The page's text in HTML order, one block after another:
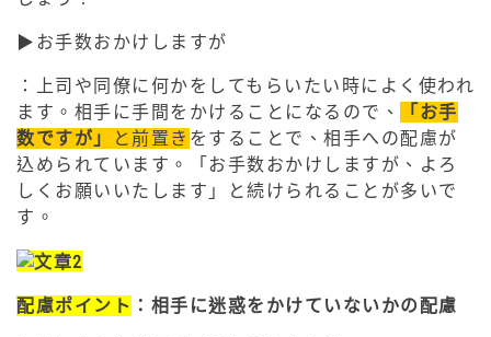
▶︎お手数おかけしますが
：上司や同僚に何かをしてもらいたい時によく使われ
ます。相手に手間をかけることになるので、
「お手
数ですが」
と前置き をすることで、相手への配慮が
込められています。「お手数おかけしますが、よろ
しくお願いいたします」と続けられることが多いで
す。
配慮ポイント ：相手に迷惑をかけていないかの配慮